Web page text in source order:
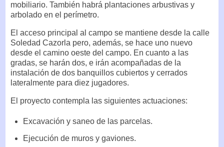
mobiliario. También habrá plantaciones arbustivas y
arbolado en el perímetro.
El acceso principal al campo se mantiene desde la calle
Soledad Cazorla pero, además, se hace uno nuevo
desde el camino oeste del campo. En cuanto a las
gradas, se harán dos, e irán acompañadas de la
instalación de dos banquillos cubiertos y cerrados
lateralmente para diez jugadores.
El proyecto contempla las siguientes actuaciones:
Excavación y saneo de las parcelas.
Ejecución de muros y gaviones.